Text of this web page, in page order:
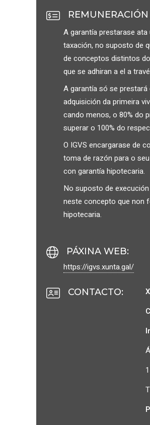
A garantía prestarase
taxación, no suposto de
de conceptos distintos
que se adhiran a el a
A garantía só se
adquisición da primeira
cando menos, o 80% do
superar o 100% do
O IGVS encargarase de
toma de razón para o
con garantía hipotecaria.
No suposto de
neste concepto que non
hipotecaria.
PÁXINA WEB:
https://igvs.xunta.gal/
CONTACTO: